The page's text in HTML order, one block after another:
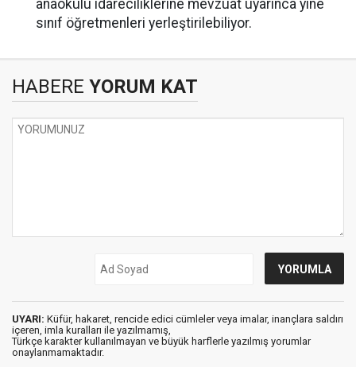
anaokulu idareciliklerine mevzuat uyarınca yine
sınıf öğretmenleri yerleştirilebiliyor.
HABERE YORUM KAT
UYARI: Küfür, hakaret, rencide edici cümleler veya imalar, inançlara saldırı
içeren, imla kuralları ile yazılmamış,
Türkçe karakter kullanılmayan ve büyük harflerle yazılmış yorumlar
onaylanmamaktadır.